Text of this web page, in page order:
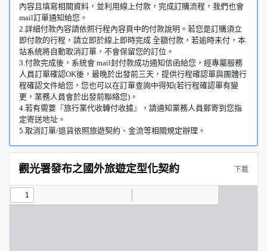
內容且填寫相關資料，並利用線上付款，完成訂購流程，我們也會
mail訂單通知給您。
2.詳細付款內容請依照行程內容頁中的付款說明。若您是訂購須立
即付款的行程，請立即於線上即時完成 全額付款，若逾時未付，本
站系統將自動取消訂單，不會保留您的訂位。
3.付款完成後，系統會 mail封付款成功通知信函給您，經專屬服務
人員訂單確認OK後，最晚於出發前三天，提供行程確認單與團體行
程確認文件給您，您也可以在訂單查詢中得知(若行程確認單有變
更，業務人員會於出發前聯絡您)。
4.若有需要『旅行業代收轉付收據』，請通知業務人員郵寄到您指
定寄送地址。
5.取消訂單/退貨依照旅遊契約、金流等相關規定辦理。
觀光署發布之國外旅遊定型化契約 下載